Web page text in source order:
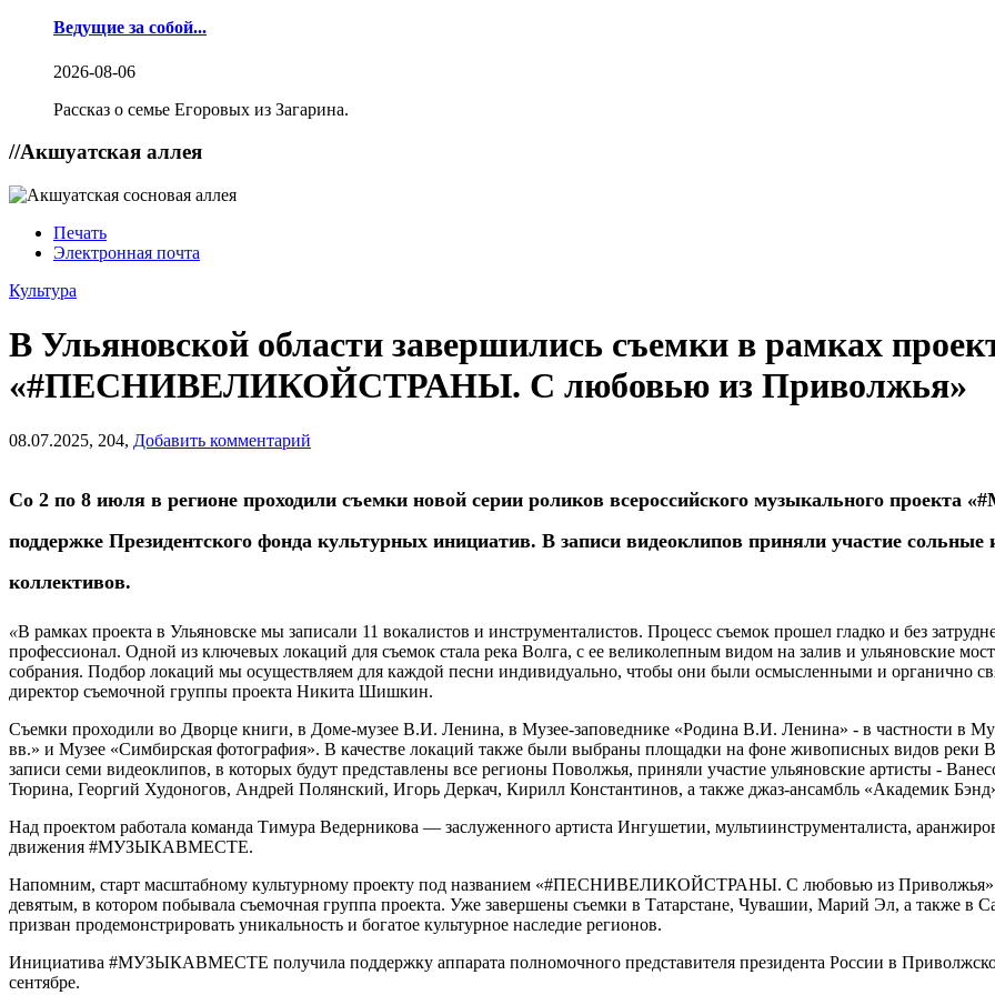
Ведущие за собой...
2026-08-06
Рассказ о семье Егоровых из Загарина.
//Акшуатская аллея
Печать
Электронная почта
Культура
В Ульяновской области завершились съемки в рамках
«#ПЕСНИВЕЛИКОЙСТРАНЫ. С любовью из Приволжья»
08.07.2025, 204, Добавить комментарий
Со 2 по 8 июля в регионе проходили съемки новой серии роликов всероссийского музыкального
поддержке Президентского фонда культурных инициатив. В записи видеоклипов приняли участие
коллективов.
«В рамках проекта в Ульяновске мы записали 11 вокалистов и инструменталистов. Процесс съемок прошел гладко и без
профессионал. Одной из ключевых локаций для съемок стала река Волга, с ее великолепным видом на залив и ульяновские
собрания. Подбор локаций мы осуществляем для каждой песни индивидуально, чтобы они были осмысленными и органично
директор съемочной группы проекта Никита Шишкин.
Съемки проходили во Дворце книги, в Доме-музее В.И. Ленина, в Музее-заповеднике «Родина В.И. Ленина» - в частности в
вв.» и Музее «Симбирская фотография». В качестве локаций также были выбраны площадки на фоне живописных видов
записи семи видеоклипов, в которых будут представлены все регионы Поволжья, приняли участие ульяновские артисты -
Тюрина, Георгий Худоногов, Андрей Полянский, Игорь Деркач, Кирилл Константинов, а также джаз-ансамбль «Академик
Над проектом работала команда Тимура Ведерникова — заслуженного артиста Ингушетии, мультиинструменталиста,
движения #МУЗЫКАВМЕСТЕ.
Напомним, старт масштабному культурному проекту под названием «#ПЕСНИВЕЛИКОЙСТРАНЫ. С любовью из Приволжья»
девятым, в котором побывала съемочная группа проекта. Уже завершены съемки в Татарстане, Чувашии, Марий Эл, а также в
призван продемонстрировать уникальность и богатое культурное наследие регионов.
Инициатива #МУЗЫКАВМЕСТЕ получила поддержку аппарата полномочного представителя президента России в
сентябре.